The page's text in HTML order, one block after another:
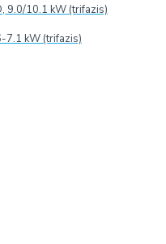
9.0/10.1 kW (trifazis)
7.1 kW (trifazis)